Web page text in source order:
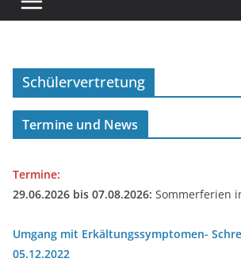
Schülervertretung
Termine und News
Termine:
29.06.2026 bis 07.08.2026: Sommerferien
Umgang mit Erkältungssymptomen-
05.12.2022